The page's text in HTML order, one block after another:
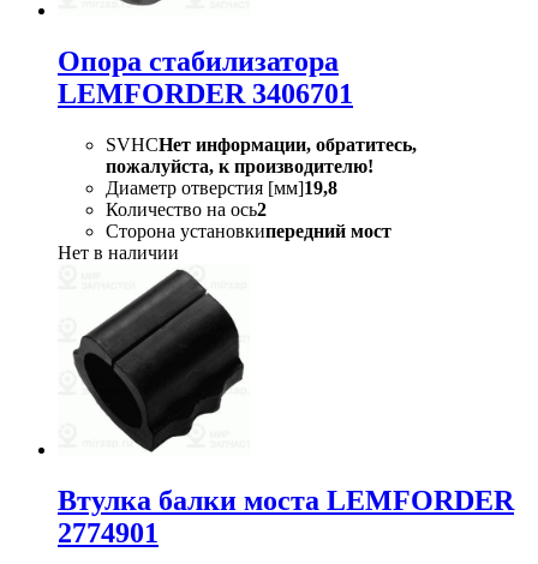
Опора стабилизатора
LEMFORDER 3406701
SVHCНет информации, обратитесь,
пожалуйста, к производителю!
Диаметр отверстия [мм]19,8
Количество на ось2
Сторона установкипередний мост
Нет в наличии
Втулка балки моста LEMFORDER
2774901